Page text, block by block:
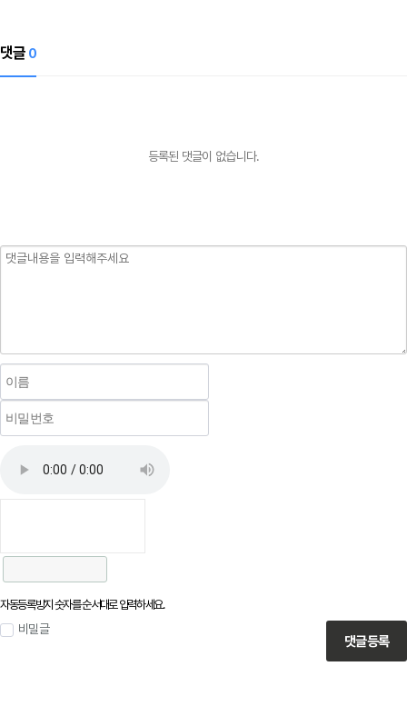
댓글 0
등록된 댓글이 없습니다.
자동등록방지 숫자를 순서대로 입력하세요.
비밀글
댓글등록